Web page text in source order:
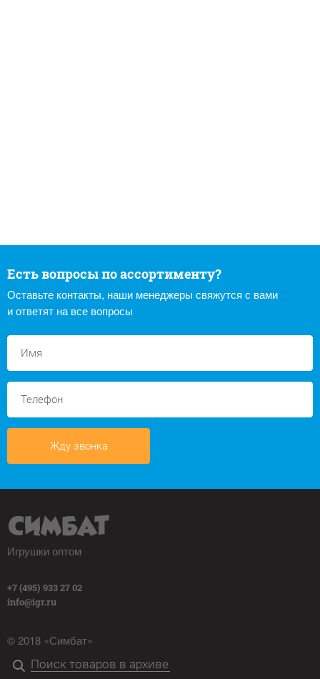
Есть вопросы по ассортименту?
Оставьте контакты, наши менеджеры свяжутся с вами
и ответят на все вопросы
Жду звонка
Игрушки оптом
+7 (495) 933 27 02
info@igr.ru
© 2018 «Симбат»